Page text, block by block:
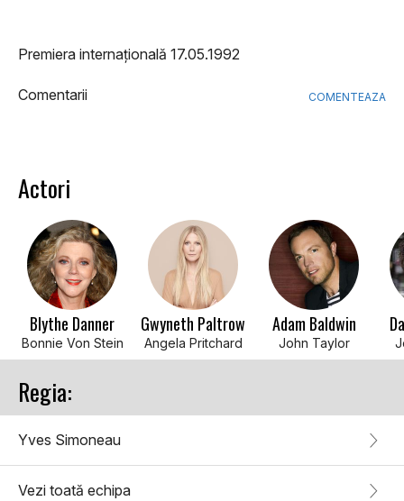
Premiera internațională 17.05.1992
Comentarii COMENTEAZA
Actori
Blythe Danner
Bonnie Von Stein
Gwyneth Paltrow
Angela Pritchard
Adam Baldwin
John Taylor
Regia:
Yves Simoneau
Vezi toată echipa